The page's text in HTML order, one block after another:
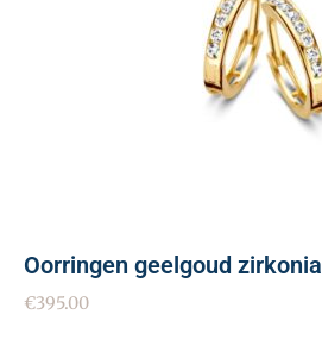
Oorringen geelgoud zirkonia
€395.00